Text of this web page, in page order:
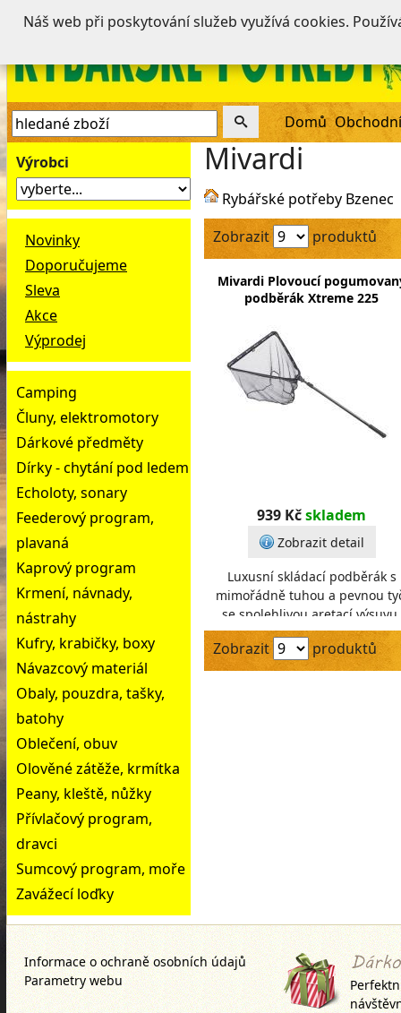
Domů
Výrobci
Novinky
Doporučujeme
Sleva
Akce
Výprodej
Camping
Čluny, elektromotory
Dárkové předměty
Dírky - chytání pod ledem
Echoloty, sonary
Feederový program,
plavaná
Kaprový program
Krmení, návnady,
nástrahy
Kufry, krabičky, boxy
Návazcový materiál
Obaly, pouzdra, tašky,
batohy
Oblečení, obuv
Olověné zátěže, krmítka
Peany, kleště, nůžky
Přívlačový program,
dravci
Sumcový program, moře
Zavážecí loďky
Mivardi
Rybářské potřeby Bzenec
Zobrazit
produktů
Mivardi Plovoucí
podběrák Xtreme 225
939 Kčskladem
Zobrazit detail
Luxusní skládací podběrák s
mimořádně tuhou a pevnou
se spolehlivou aretací výsuvu.
Podběrák je kompletně
díky plovákům, umíst
Zobrazit produktů
Informace o ochraně osobních údajů
Parametry webu
Náš web při poskytování služeb využívá cookies.